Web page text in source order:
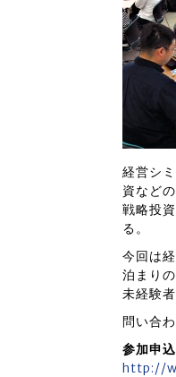
経営シ
資など
戦略投
る。
今回は
泊まり
未経験
問い合
参加申
http://